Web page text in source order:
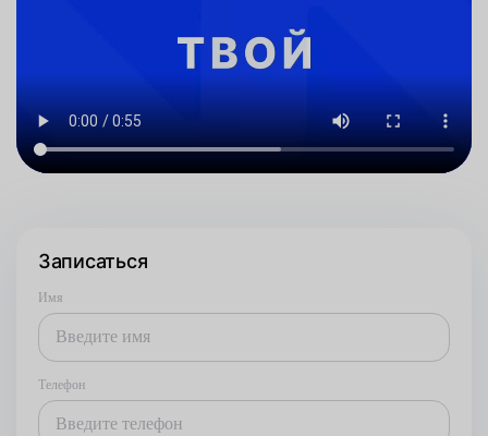
Записаться
Имя
Телефон